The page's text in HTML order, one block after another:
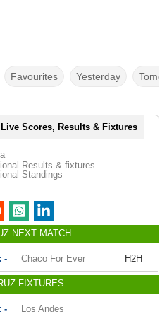
Favourites Yesterday
Scores, Results & Fixtures
Results & fixtures
Standings
NEXT MATCH
- Chaco For Ever H2H
FIXTURES
- Los Andes